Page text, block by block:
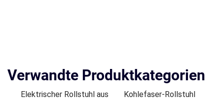
Verwandte Produktkategorien
Elektrischer Rollstuhl aus
Kohlefaser-Rollstuhl